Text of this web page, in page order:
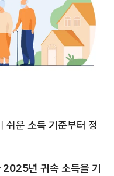
쉬운 소득 기준부터 정
2025년 귀속 소득을 기